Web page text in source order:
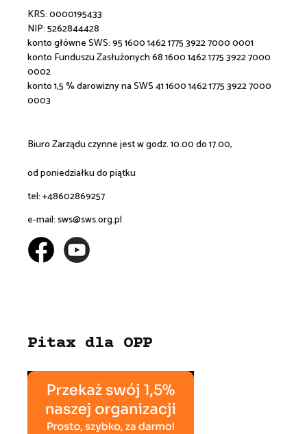
KRS: 0000195433
NIP: 5262844428
konto główne SWS:95 1600 1462 1775 3922 7000 0001
konto Funduszu Zasłużonych 68 1600 1462 1775 3922 7000
0002
konto 1,5 % darowizny na SWS 41 1600 1462 1775 3922 7000
0003
Biuro Zarządu czynne jest w godz. 10.00 do 17.00,
od poniedziałku do piątku
tel: +48602869257
e-mail:sws@sws.org.pl
Pitax dla OPP